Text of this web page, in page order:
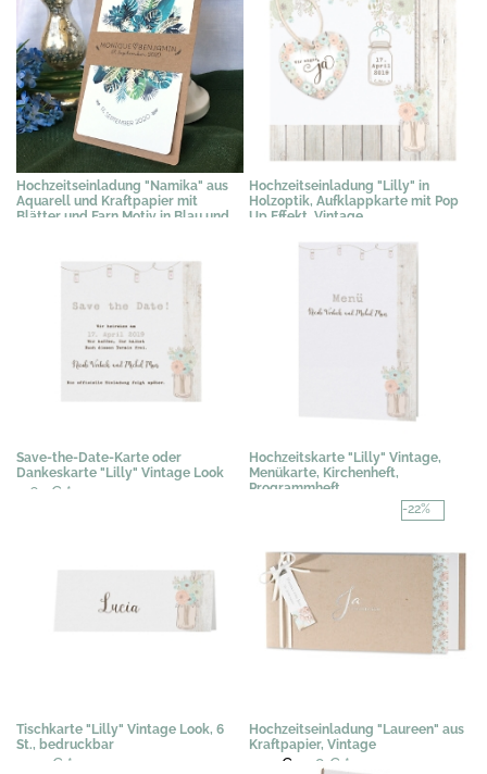
Hochzeitseinladung "Namika" aus
Aquarell und Kraftpapier mit
Blätter und Farn Motiv in Blau und
Hochzeitseinladung "Lilly" in
Holzoptik, Aufklappkarte mit Pop
Up Effekt, Vintage
Save-the-Date-Karte oder
Dankeskarte "Lilly" Vintage Look
0,67 € *
Hochzeitskarte "Lilly" Vintage,
Menükarte, Kirchenheft,
Programmheft
Tischkarte "Lilly" Vintage Look, 6
St., bedruckbar
3,03 € *
-22%
Hochzeitseinladung "Laureen" aus
Kraftpapier, Vintage
2,92 € 2,28 € *